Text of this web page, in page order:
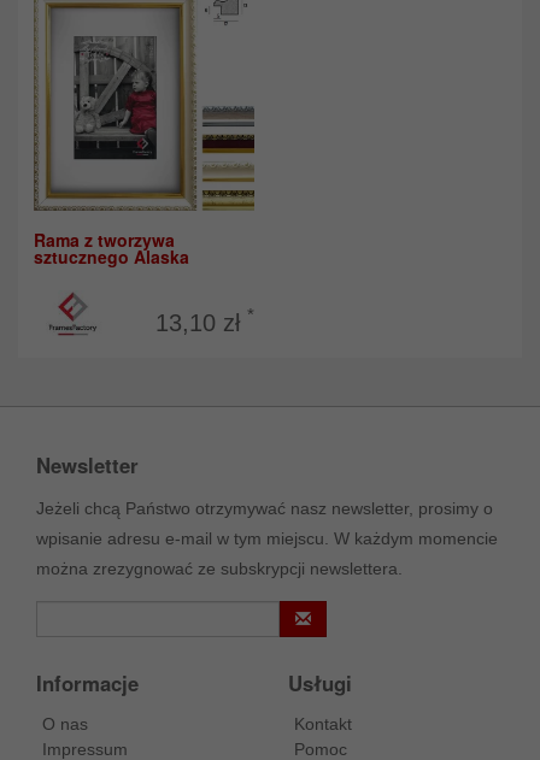
Rama z tworzywa
sztucznego Alaska
13,10 zł *
Newsletter
Jeżeli chcą Państwo otrzymywać nasz newsletter, prosimy o
wpisanie adresu e-mail w tym miejscu. W każdym momencie
można zrezygnować ze subskrypcji newslettera.
Informacje
O nas
Impressum
Usługi
Kontakt
Pomoc